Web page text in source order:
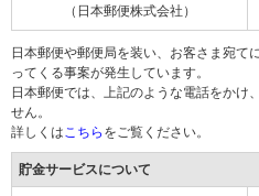
（日本郵便株式会社）
日本郵便や郵便局を装い、お客さま宛て
ってくる事案が発生しています。
日本郵便では、上記のような電話をかけ
せん。
詳しくは こちらをご覧ください。
貯金サービスについて